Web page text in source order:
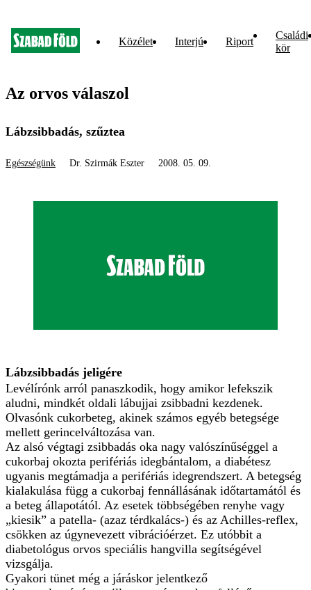
Közélet Interjú Riport
Családi
kör
Az orvos válaszol
Lábzsibbadás, szűztea
Egészségünk Dr. Szirmák Eszter 2008. 05. 09.
Lábzsibbadás jeligére
Levélírónk arról panaszkodik, hogy amikor lefekszik
aludni, mindkét oldali lábujjai zsibbadni kezdenek.
Olvasónk cukorbeteg, akinek számos egyéb betegsége
mellett gerincelváltozása van.
Az alsó végtagi zsibbadás oka nagy valószínűséggel a
cukorbaj okozta perifériás idegbántalom, a diabétesz
ugyanis megtámadja a perifériás idegrendszert. A betegség
kialakulása függ a cukorbaj fennállásának időtartamától és
a beteg állapotától. Az esetek többségében renyhe vagy
„kiesik” a patella- (azaz térdkalács-) és az Achilles-reflex,
csökken az úgynevezett vibrációérzet. Ez utóbbit a
diabetológus orvos speciális hangvilla segítségével
vizsgálja.
Gyakori tünet még a járáskor jelentkező